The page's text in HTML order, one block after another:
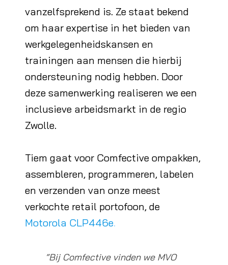
vanzelfsprekend is. Ze staat bekend
om haar expertise in het bieden van
werkgelegenheidskansen en
trainingen aan mensen die hierbij
ondersteuning nodig hebben. Door
deze samenwerking realiseren we een
inclusieve arbeidsmarkt in de regio
Zwolle.
Tiem gaat voor Comfective ompakken,
assembleren, programmeren, labelen
en verzenden van onze meest
verkochte retail portofoon, de
Motorola CLP446e.
“Bij Comfective vinden we MVO